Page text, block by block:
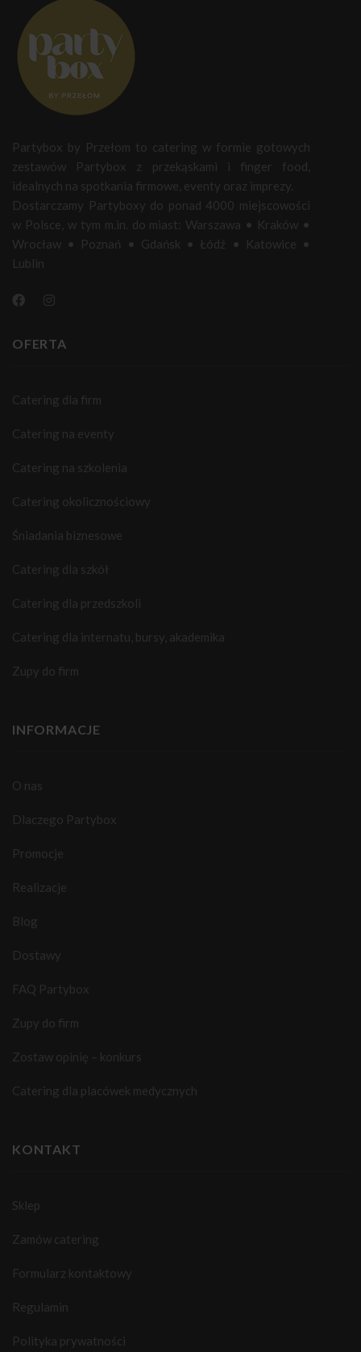
Partybox by Przełom to catering w formie gotowych
zestawów Partybox z przekąskami i finger food,
idealnych na spotkania firmowe, eventy oraz imprezy.
Dostarczamy Partyboxy do ponad 4000 miejscowości
w Polsce, w tym m.in. do miast: Warszawa • Kraków •
Wrocław • Poznań • Gdańsk • Łódź • Katowice •
Lublin
OFERTA
Catering dla firm
Catering na eventy
Catering na szkolenia
Catering okolicznościowy
Śniadania biznesowe
Catering dla szkół
Catering dla przedszkoli
Catering dla internatu, bursy, akademika
Zupy do firm
INFORMACJE
O nas
Dlaczego Partybox
Promocje
Realizacje
Blog
Dostawy
FAQ Partybox
Zupy do firm
Zostaw opinię – konkurs
Catering dla placówek medycznych
KONTAKT
Sklep
Zamów catering
Formularz kontaktowy
Regulamin
Polityka prywatności